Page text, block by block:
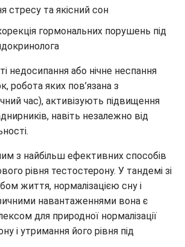
стресу та якісний сон
гормональних порушень під
недосипання або нічне неспання
робота яких пов’язана з
час), активізують підвищення
навіть незалежно від
з найбільш ефективних способів
рівня тестостерону. У тандемі зі
життя, нормалізацією сну і
навантаженнями вона є
для природної нормалізації
і утримання його рівня під